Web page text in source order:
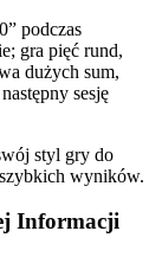
podczas
gra pięć rund,
dużych sum,
sesję
styl gry do
wyników.
Informacji